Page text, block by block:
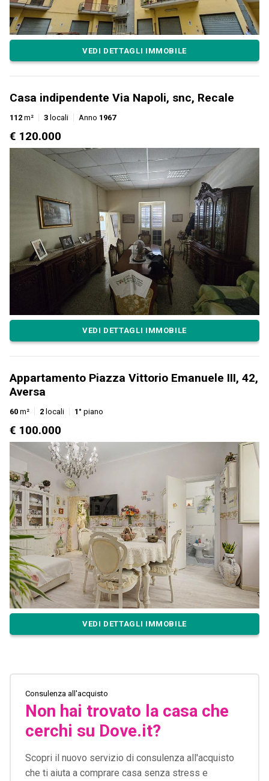
VEDI DETTAGLI IMMOBILE
Casa indipendente Via Napoli, snc, Recale
112 m² 3 locali Anno 1967
€ 120.000
VEDI DETTAGLI IMMOBILE
Appartamento Piazza Vittorio Emanuele III, 42,
Aversa
60 m² 2 locali 1° piano
€ 100.000
VEDI DETTAGLI IMMOBILE
Consulenza all'acquisto
Non hai trovato la casa che
cerchi su Dove.it?
Scopri il nuovo servizio di consulenza all'acquisto
che ti aiuta a comprare casa senza stress e